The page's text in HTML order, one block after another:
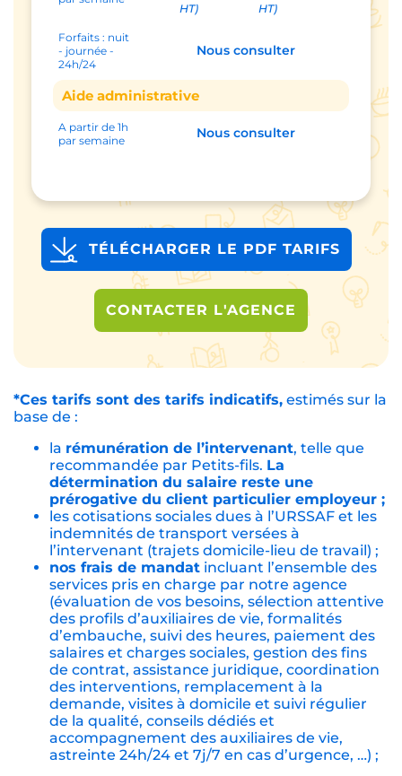
HT) HT)
Forfaits : nuit
- journée -
24h/24
Nous consulter
Aide administrative
A partir de 1h
par semaine
Nous consulter
TÉLÉCHARGER LE PDF TARIFS
CONTACTER L'AGENCE
*Ces tarifs sont des tarifs indicatifs, estimés sur la
base de :
la rémunération de l’intervenant, telle que
recommandée par Petits-fils. La
détermination du salaire reste une
prérogative du client particulier employeur ;
les cotisations sociales dues à l’URSSAF et les
indemnités de transport versées à
l’intervenant (trajets domicile-lieu de travail) ;
nos frais de mandat incluant l’ensemble des
services pris en charge par notre agence
(évaluation de vos besoins, sélection attentive
des profils d’auxiliaires de vie, formalités
d’embauche, suivi des heures, paiement des
salaires et charges sociales, gestion des fins
de contrat, assistance juridique, coordination
des interventions, remplacement à la
demande, visites à domicile et suivi régulier
de la qualité, conseils dédiés et
accompagnement des auxiliaires de vie,
astreinte 24h/24 et 7j/7 en cas d’urgence, …) ;